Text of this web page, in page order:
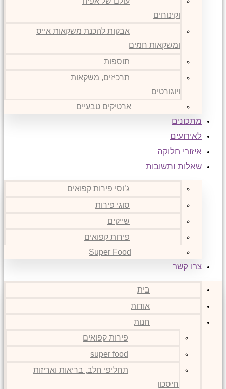
וקינוחים
אבקות להכנת משקאות אייס
ומשקאות חמים
תוספות
תרכיזים, משקאות
ויוגורטים
ארטיקים טבעיים
מתכונים
לאירועים
איזורי חלוקה
שאלות ותשובות
ג’וסי פירות קפואים
סוגי פירות
שייקים
פירות קפואים
Super Food
צרו קשר
בית
אודות
חנות
פירות קפואים
super food
תחליפי חלב, בריאות ואריזות
חיסכון